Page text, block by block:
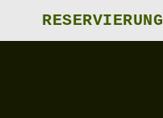
RESERVIERUNG